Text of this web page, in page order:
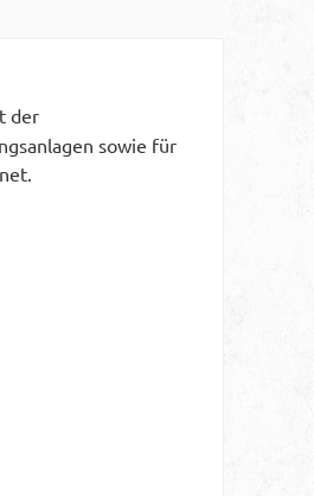
der
sowie für